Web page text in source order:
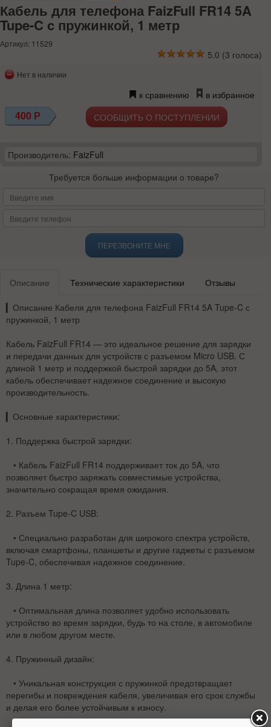
Кабель для телефона FaizFull FR14 5A
Tupe-C c пружинкой, 1 метр
Артикул: 11529
5.0 (3 голоса)
Нет в наличии
к сравнению в избранное
400 Р СООБЩИТЬ О ПОСТУПЛЕНИИ
Производитель: FaizFull
Требуется больше информации о товаре?
ПЕРЕЗВОНИТЕ МНЕ
Описание Технические характеристики Отзывы
Описание Кабеля для телефона FaizFull FR14 5A Tupe-C с
пружинкой, 1 метр
Кабель FaizFull FR14 — это идеальное решение для зарядки
и передачи данных для устройств с разъемом Micro USB. С
длиной 1 метр и поддержкой быстрой зарядки до 5A, этот
кабель обеспечивает надежное соединение и высокую
производительность.
Основные характеристики:
1. Поддержка быстрой зарядки:
• Кабель FaizFull FR14 поддерживает ток до 5A, что
позволяет быстро заряжать совместимые устройства,
значительно сокращая время ожидания.
2. Разъем Tupe-C USB:
• Специально разработан для широкого спектра устройств,
включая смартфоны, планшеты и другие гаджеты с разъемом
Tupe-C, обеспечивая надежное соединение.
3. Длина 1 метр:
• Оптимальная длина позволяет удобно использовать
устройство во время зарядки, будь то на столе, в автомобиле
или в любом другом месте.
4. Пружинный дизайн:
• Уникальная конструкция с пружинкой предотвращает
перегибы и повреждения кабеля, увеличивая его срок службы
и делая его более устойчивым к износу.